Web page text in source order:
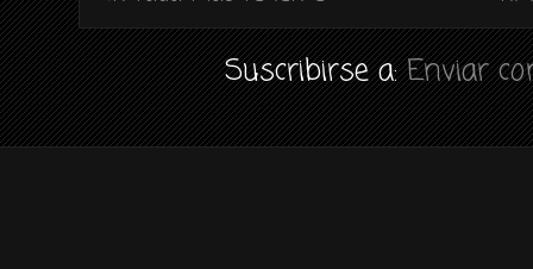
Suscribirse a:Enviar